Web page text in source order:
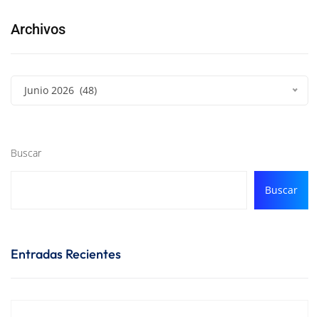
Archivos
Junio 2026 (48)
Buscar
Buscar
Entradas Recientes